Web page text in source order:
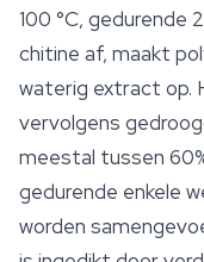
100 °C, gedurende
chitine af, maakt
waterig extract op.
vervolgens
meestal tussen
gedurende enkele
worden